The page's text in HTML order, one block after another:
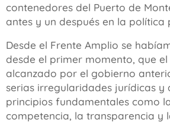
contenedores del Puerto de
antes y un después en la política
Desde el Frente Amplio se
desde el primer momento, que
alcanzado por el gobierno
serias irregularidades jurídicas y
principios fundamentales como
competencia, la transparencia y